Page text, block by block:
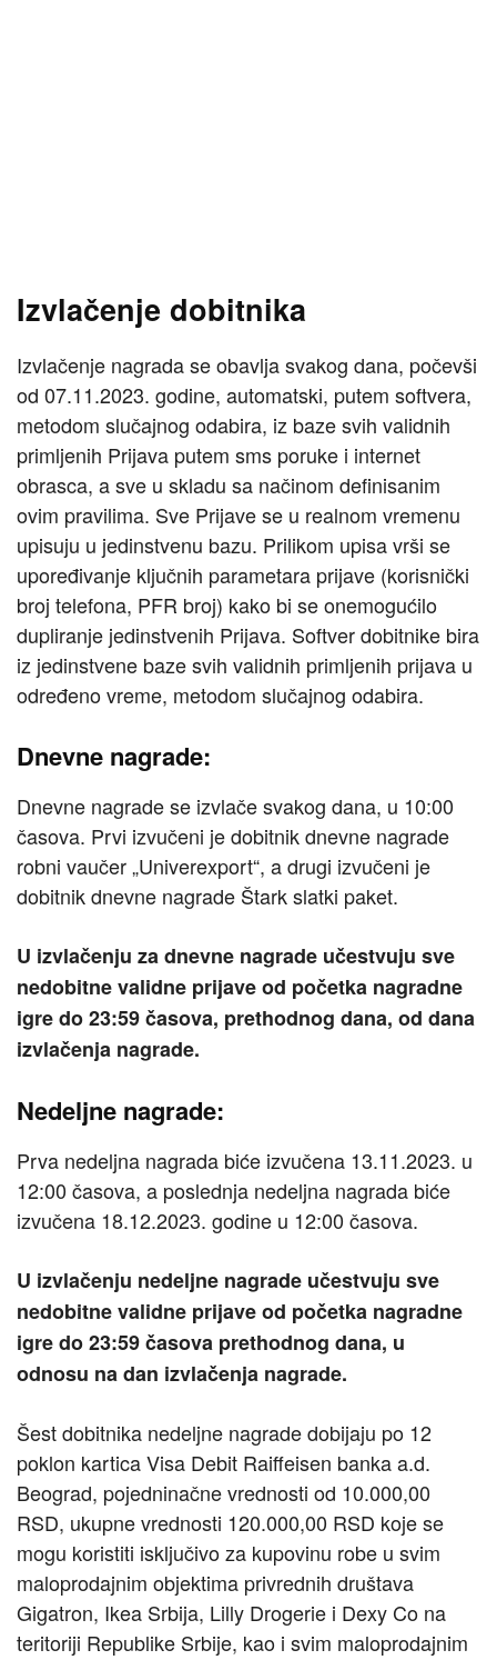
Izvlačenje dobitnika
Izvlačenje nagrada se obavlja svakog dana, počevši
od 07.11.2023. godine, automatski, putem softvera,
metodom slučajnog odabira, iz baze svih validnih
primljenih Prijava putem sms poruke i internet
obrasca, a sve u skladu sa načinom definisanim
ovim pravilima. Sve Prijave se u realnom vremenu
upisuju u jedinstvenu bazu. Prilikom upisa vrši se
upoređivanje ključnih parametara prijave (korisnički
broj telefona, PFR broj) kako bi se onemogućilo
dupliranje jedinstvenih Prijava. Softver dobitnike bira
iz jedinstvene baze svih validnih primljenih prijava u
određeno vreme, metodom slučajnog odabira.
Dnevne nagrade:
Dnevne nagrade se izvlače svakog dana, u 10:00
časova. Prvi izvučeni je dobitnik dnevne nagrade
robni vaučer „Univerexport“, a drugi izvučeni je
dobitnik dnevne nagrade Štark slatki paket.
U izvlačenju za dnevne nagrade učestvuju sve
nedobitne validne prijave od početka nagradne
igre do 23:59 časova, prethodnog dana, od dana
izvlačenja nagrade.
Nedeljne nagrade:
Prva nedeljna nagrada biće izvučena 13.11.2023. u
12:00 časova, a poslednja nedeljna nagrada biće
izvučena 18.12.2023. godine u 12:00 časova.
U izvlačenju nedeljne nagrade učestvuju sve
nedobitne validne prijave od početka nagradne
igre do 23:59 časova prethodnog dana, u
odnosu na dan izvlačenja nagrade.
Šest dobitnika nedeljne nagrade dobijaju po 12
poklon kartica Visa Debit Raiffeisen banka a.d.
Beograd, pojedninačne vrednosti od 10.000,00
RSD, ukupne vrednosti 120.000,00 RSD koje se
mogu koristiti isključivo za kupovinu robe u svim
maloprodajnim objektima privrednih društava
Gigatron, Ikea Srbija, Lilly Drogerie i Dexy Co na
teritoriji Republike Srbije, kao i svim maloprodajnim